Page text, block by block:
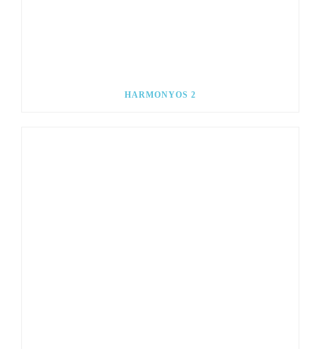
HARMONYOS 2